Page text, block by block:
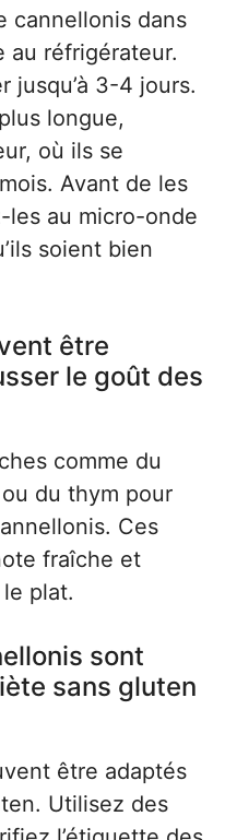
cannellonis dans
au réfrigérateur.
jusqu’à 3-4 jours.
longue,
où ils se
Avant de les
les au micro-onde
soient bien
être
le goût des
comme du
du thym pour
Ces
fraîche et
plat.
sont
sans gluten
être adaptés
Utilisez des